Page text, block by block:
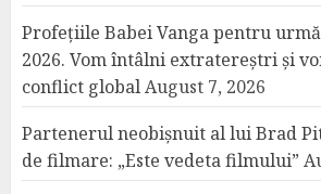
Profețiile Babei Vanga pentru
2026. Vom întâlni extratereștri și
conflict globalAugust 7, 2026
Partenerul neobișnuit al lui Brad
de filmare: „Este vedeta filmului”